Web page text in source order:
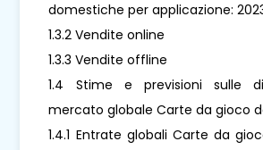
domestiche per applicazione:
1.3.2 Vendite online
1.3.3 Vendite offline
1.4 Stime e previsioni sulle
mercato globale Carte da gioco
1.4.1 Entrate globali Carte da